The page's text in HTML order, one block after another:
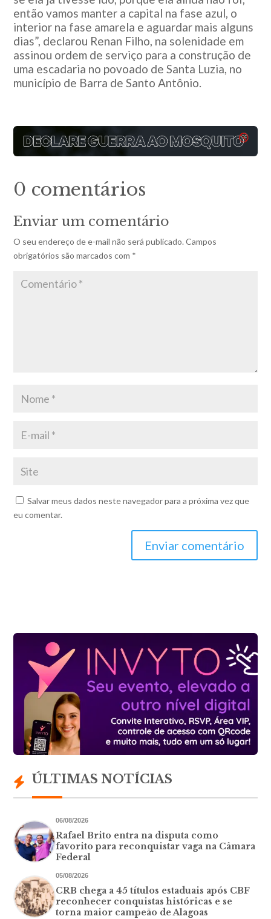
então vamos manter a capital na fase azul, o
interior na fase amarela e aguardar mais alguns
dias”, declarou Renan Filho, na solenidade em
assinou ordem de serviço para a construção de
uma escadaria no povoado de Santa Luzia, no
município de Barra de Santo Antônio.
0 comentários
Enviar um comentário
O seu endereço de e-mail não será publicado. Campos
obrigatórios são marcados com *
Salvar meus dados neste navegador para a próxima vez que
eu comentar.
Enviar comentário
ÚLTIMAS NOTÍCIAS
06/08/2026
Rafael Brito entra na disputa como
favorito para reconquistar vaga na Câmara
Federal
05/08/2026
CRB chega a 45 títulos estaduais após CBF
reconhecer conquistas históricas e se
torna maior campeão de Alagoas